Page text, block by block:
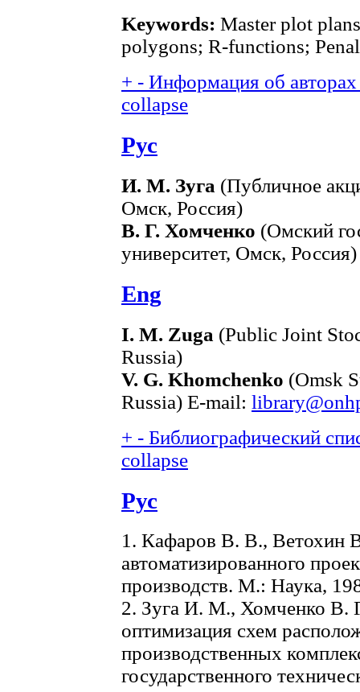
Keywords: Master plot
polygons; R-functions;
+ - Информация об
collapse
Рус
И. М. Зуга (Публичное
Омск, Россия)
В. Г. Хомченко (Омский
университет, Омск,
Eng
I. M. Zuga (Public Joint
Russia)
V. G. Khomchenko (Omsk
Russia) E-mail:
+ - Библиографический
collapse
Рус
1. Кафаров В. В., Ветохин
автоматизированного
производств. М.: Наука,
2. Зуга И. М., Хомченко В.
оптимизация схем
производственных
государственного